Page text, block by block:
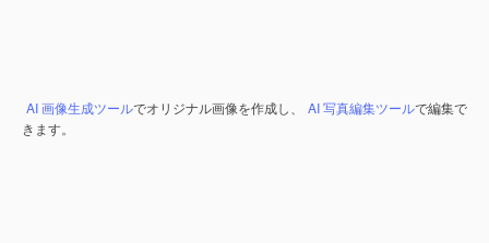
AI 画像生成ツールでオリジナル画像を作成し、 AI 写真編集ツールで編集で
きます。